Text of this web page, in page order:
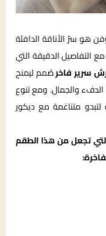
هو سرّ الأناقة الدافئة
التفاصيل الدقيقة التي
سرير فاخرصُمم ليمنح
والجمال. ومع تنوع
متناغمة مع ديكور
تجعل من هذا الطقم